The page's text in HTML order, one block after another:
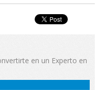
en un Experto en